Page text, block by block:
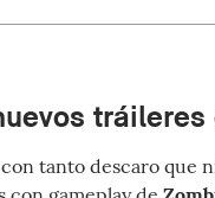
tráileres
tanto descaro que